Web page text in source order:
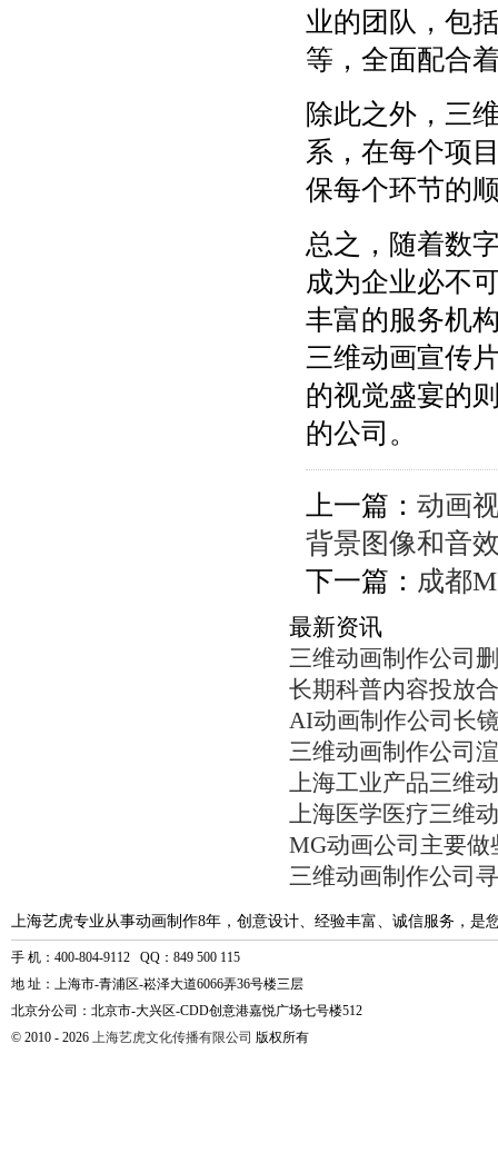
业的团队，包
等，全面配合
除此之外，三
系，在每个项
保每个环节的
总之，随着数
成为企业必不
丰富的服务机
三维动画宣传
的视觉盛宴的
的公司。
上一篇： 动画
背景图像和音
下一篇： 成都
最新资讯
三维动画制作公司
长期科普内容投放
AI动画制作公司长
三维动画制作公司
上海工业产品三维
上海医学医疗三维
MG动画公司主要做
三维动画制作公司
上海艺虎专业从事动画制作8年，创意设计、经验丰富、诚信服务，是
手 机：400-804-9112 QQ：849 500 115
地 址：上海市-青浦区-崧泽大道6066弄36号楼三层
北京分公司：北京市-大兴区-CDD创意港嘉悦广场七号楼512
© 2010 - 2026 上海艺虎文化传播有限公司 版权所有